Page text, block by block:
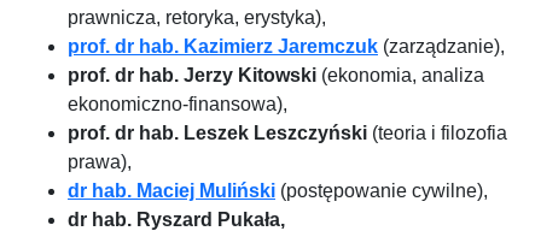
prawnicza, retoryka, erystyka),
prof. dr hab. Kazimierz Jaremczuk (zarządzanie),
prof. dr hab. Jerzy Kitowski (ekonomia, analiza
ekonomiczno-finansowa),
prof. dr hab. Leszek Leszczyński (teoria i filozofia
prawa),
dr hab. Maciej Muliński (postępowanie cywilne),
dr hab. Ryszard Pukała,